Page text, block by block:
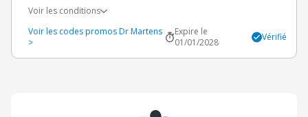
Voir les conditions
Voir les codes promos Dr Martens
>
Expire le
01/01/2028
Vérifié